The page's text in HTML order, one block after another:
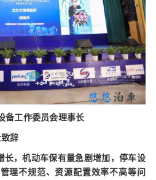
备工作委员会理事长
，机动车保有量急剧增加，停车设
理不规范、资源配置效率不高等问